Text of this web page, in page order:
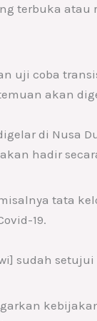
terbuka
uji coba
akan
di Nusa
hadir
tata
19.
sudah